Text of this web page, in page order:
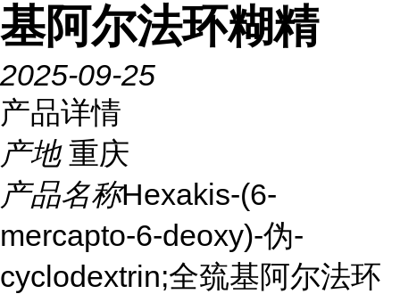
基阿尔法环糊精
2025-09-25
产品详情
产地 重庆
产品名称Hexakis-(6-
mercapto-6-deoxy)-伪-
cyclodextrin;全巯基阿尔法环